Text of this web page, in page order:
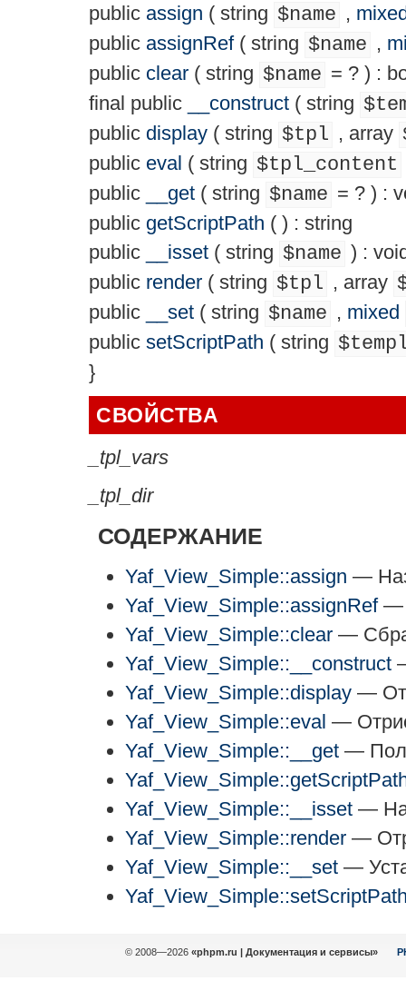
public assign ( string $name ,
public assignRef( string $name ,
public clear ( string $name = ? ) :
final public __construct ( string
public display ( string $tpl , array
public eval ( string $tpl_content
public
__get ( string $name = ? ) :
public getScriptPath ( ) : string
public
__isset ( string $name ) :
public render ( string $tpl , array
public
__set ( string $name , mixed
public setScriptPath ( string
}
СВОЙСТВА
_tpl_vars
_tpl_dir
СОДЕРЖАНИЕ
Yaf_View_Simple::assign —
Yaf_View_Simple::assignRef—
Yaf_View_Simple::clear —
Yaf_View_Simple::__construct
Yaf_View_Simple::display —
Yaf_View_Simple::eval —
Yaf_View_Simple::__get —
Yaf_View_Simple::__isset —
Yaf_View_Simple::render —
Yaf_View_Simple::__set —
© 2008—2026 «phpm.ru | Документация и сервисы»